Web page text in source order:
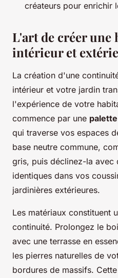
créateurs pour enrichir
L'art de créer
intérieur et
La création d'une
intérieur et votre jardin
l'expérience de votre
commence par une
qui traverse vos espaces
base neutre commune,
gris, puis déclinez-la avec
identiques dans vos
jardinières extérieures.
Les matériaux constituent
continuité. Prolongez le
avec une terrasse en
les pierres naturelles de
bordures de massifs.